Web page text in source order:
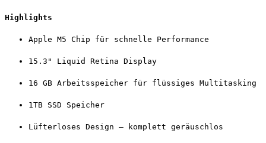
Highlights
Apple M5 Chip für schnelle Performance
15.3" Liquid Retina Display
16 GB Arbeitsspeicher für flüssiges Multitasking
1TB SSD Speicher
Lüfterloses Design – komplett geräuschlos